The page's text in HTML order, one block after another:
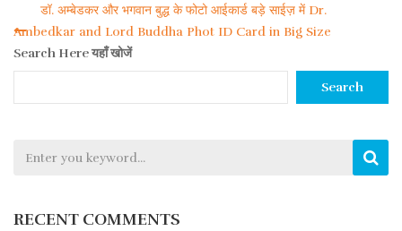
Post
navigation
डॉ. अम्बेडकर और भगवान बुद्ध के फोटो आईकार्ड बड़े साईज़ में Dr.
Ambedkar and Lord Buddha Phot ID Card in Big Size
Search Here यहाँ खोजें
Search
RECENT COMMENTS